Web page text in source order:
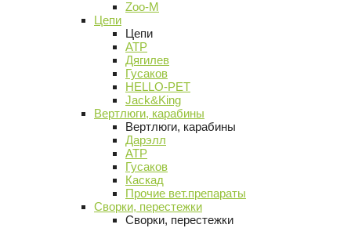
Zoo-M
Цепи
Цепи
АТР
Дягилев
Гусаков
HELLO-PET
Jack&King
Вертлюги, карабины
Вертлюги, карабины
Дарэлл
АТР
Гусаков
Каскад
Прочие вет.препараты
Сворки, перестежки
Сворки, перестежки